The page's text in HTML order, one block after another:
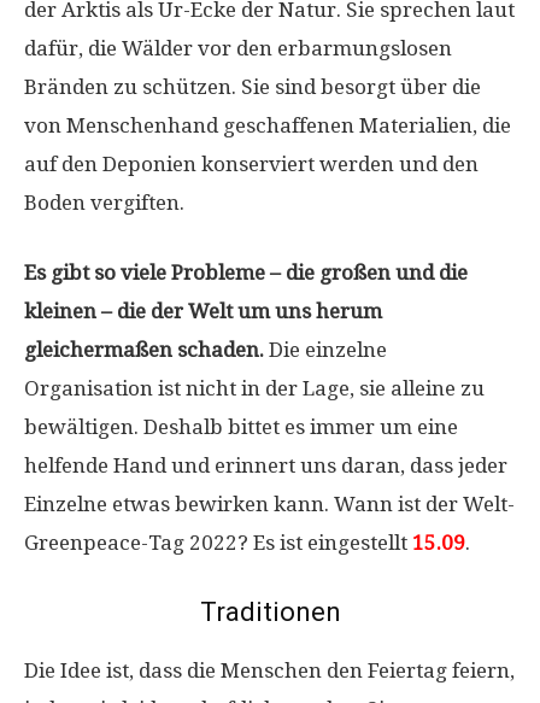
der Arktis als Ur-Ecke der Natur. Sie sprechen laut
dafür, die Wälder vor den erbarmungslosen
Bränden zu schützen. Sie sind besorgt über die
von Menschenhand geschaffenen Materialien, die
auf den Deponien konserviert werden und den
Boden vergiften.
Es gibt so viele Probleme – die großen und die
kleinen – die der Welt um uns herum
gleichermaßen schaden. Die einzelne
Organisation ist nicht in der Lage, sie alleine zu
bewältigen. Deshalb bittet es immer um eine
helfende Hand und erinnert uns daran, dass jeder
Einzelne etwas bewirken kann. Wann ist der Welt-
Greenpeace-Tag 2022? Es ist eingestellt 15.09.
Traditionen
Die Idee ist, dass die Menschen den Feiertag feiern,